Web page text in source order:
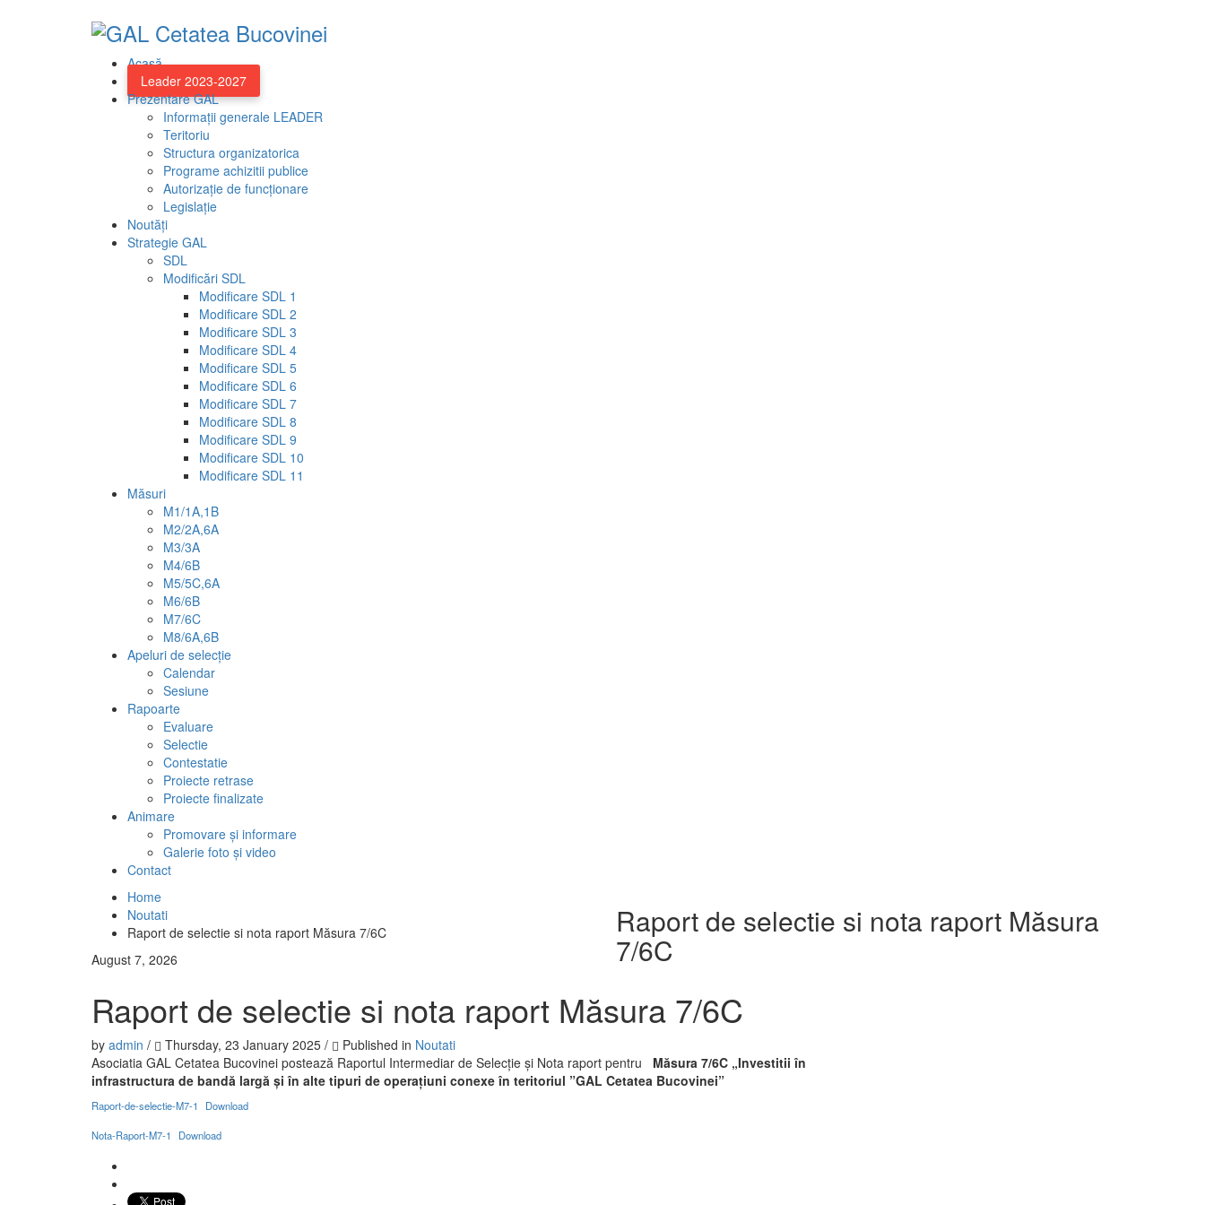
Acasă
Leader 2023-2027
Prezentare GAL
Informații generale LEADER
Teritoriu
Structura organizatorica
Programe achizitii publice
Autorizație de funcționare
Legislație
Noutăți
Strategie GAL
SDL
Modificări SDL
Modificare SDL 1
Modificare SDL 2
Modificare SDL 3
Modificare SDL 4
Modificare SDL 5
Modificare SDL 6
Modificare SDL 7
Modificare SDL 8
Modificare SDL 9
Modificare SDL 10
Modificare SDL 11
Măsuri
M1/1A,1B
M2/2A,6A
M3/3A
M4/6B
M5/5C,6A
M6/6B
M7/6C
M8/6A,6B
Apeluri de selecție
Calendar
Sesiune
Rapoarte
Evaluare
Selectie
Contestatie
Proiecte retrase
Proiecte finalizate
Animare
Promovare și informare
Galerie foto și video
Contact
Home
Noutati
Raport de selectie si nota raport Măsura 7/6C
August 7, 2026
Raport de selectie si nota raport Măsura
7/6C
Raport de selectie si nota raport Măsura 7/6C
by admin / Thursday, 23 January 2025 / Published in Noutati
Asociatia GAL Cetatea Bucovinei postează Raportul Intermediar de Selecție și Nota raport pentru Măsura 7/6C „Investitii în
infrastructura de bandă largă și în alte tipuri de operațiuni conexe în teritoriul ”GAL Cetatea Bucovinei”
Raport-de-selectie-M7-1 Download
Nota-Raport-M7-1 Download